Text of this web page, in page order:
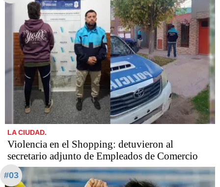
LA CIUDAD.
Violencia en el Shopping: detuvieron al
secretario adjunto de Empleados de Comercio
#03